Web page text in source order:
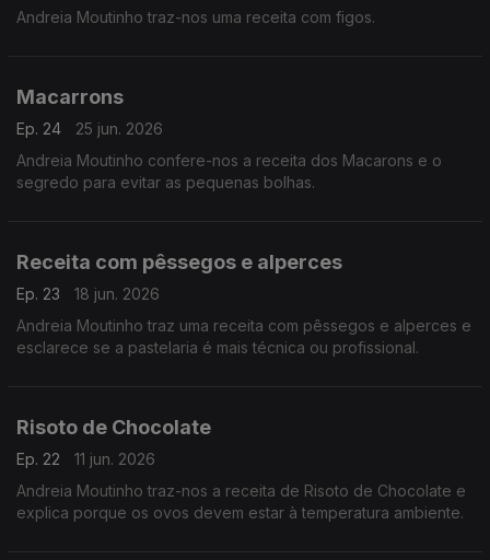
Andreia Moutinho traz-nos uma receita com figos.
Macarrons
Ep. 24
25 jun. 2026
Andreia Moutinho confere-nos a receita dos Macarons e o
segredo para evitar as pequenas bolhas.
Receita com pêssegos e alperces
Ep. 23
18 jun. 2026
Andreia Moutinho traz uma receita com pêssegos e alperces e
esclarece se a pastelaria é mais técnica ou profissional.
Risoto de Chocolate
Ep. 22
11 jun. 2026
Andreia Moutinho traz-nos a receita de Risoto de Chocolate e
explica porque os ovos devem estar à temperatura ambiente.